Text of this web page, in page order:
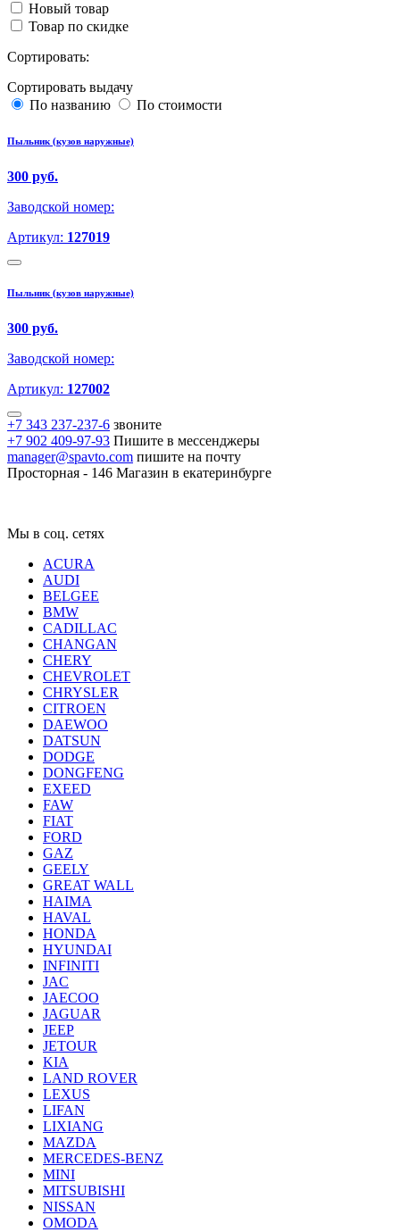
Новый товар
Товар по скидке
Сортировать:
Сортировать выдачу
По названию
По стоимости
Пыльник (кузов наружные)
300 руб.
Заводской номер:
Артикул: 127019
Пыльник (кузов наружные)
300 руб.
Заводской номер:
Артикул: 127002
+7 343 237-237-6 звоните
+7 902 409-97-93 Пишите в мессенджеры
manager@spavto.com пишите на почту
Просторная - 146 Магазин в екатеринбурге
Мы в соц. сетях
ACURA
AUDI
BELGEE
BMW
CADILLAC
CHANGAN
CHERY
CHEVROLET
CHRYSLER
CITROEN
DAEWOO
DATSUN
DODGE
DONGFENG
EXEED
FAW
FIAT
FORD
GAZ
GEELY
GREAT WALL
HAIMA
HAVAL
HONDA
HYUNDAI
INFINITI
JAC
JAECOO
JAGUAR
JEEP
JETOUR
KIA
LAND ROVER
LEXUS
LIFAN
LIXIANG
MAZDA
MERCEDES-BENZ
MINI
MITSUBISHI
NISSAN
OMODA